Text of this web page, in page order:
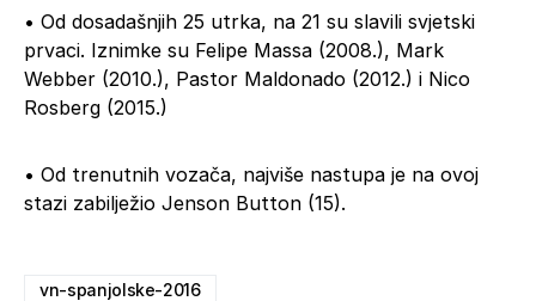
• Od dosadašnjih 25 utrka, na 21 su slavili svjetski
prvaci. Iznimke su Felipe Massa (2008.), Mark
Webber (2010.), Pastor Maldonado (2012.) i Nico
Rosberg (2015.)
• Od trenutnih vozača, najviše nastupa je na ovoj
stazi zabilježio Jenson Button (15).
vn-spanjolske-2016